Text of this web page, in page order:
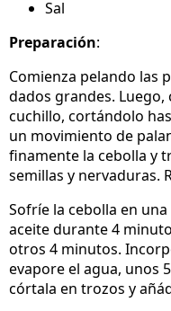
Sal
Preparación:
Comienza pelando las
dados grandes. Luego,
cuchillo, cortándolo
un movimiento de
finamente la cebolla y
semillas y nervaduras.
Sofríe la cebolla en
aceite durante 4
otros 4 minutos.
evapore el agua, unos
córtala en trozos y